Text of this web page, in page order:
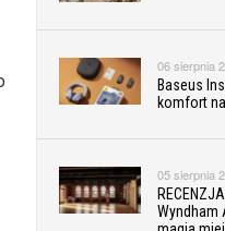
06 sierpnia
Baseus
komfort
05 sierpnia
Wyndham